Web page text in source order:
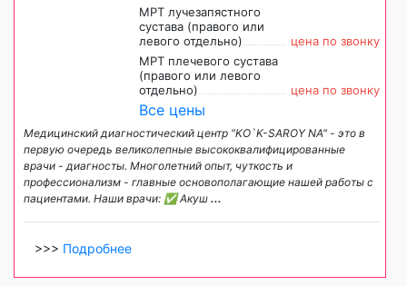
МРТ лучезапястного
сустава (правого или
левого отдельно)
цена по звонку
МРТ плечевого сустава
(правого или левого
отдельно)
цена по звонку
Все цены
Медицинский диагностический центр "KO`K-SAROY NA" - это в
первую очередь великолепные высококвалифицированные
врачи - диагносты. Многолетний опыт, чуткость и
профессионализм - главные основополагающие нашей работы с
пациентами. Наши врачи: ✅ Акуш ...
>>> Подробнее